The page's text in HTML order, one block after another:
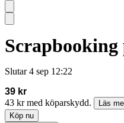
Scrapbooking
Slutar 4 sep 12:22
39 kr
43 kr med köparskydd.
Läs
Köp nu